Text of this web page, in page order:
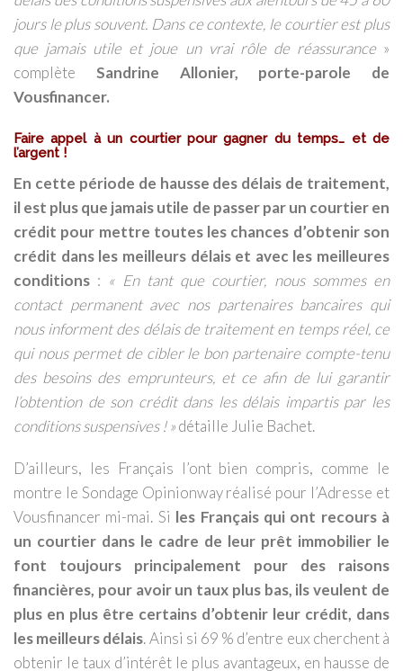
jours le plus souvent. Dans ce contexte, le courtier est plus
que jamais utile et joue un vrai rôle de réassurance»
complète Sandrine Allonier, porte-parole de
Vousfinancer.
Faire appel à un courtier pour gagner du temps… et de
l’argent !
En cette période de hausse des délais de traitement,
il est plus que jamais utile de passer par un courtier en
crédit pour mettre toutes les chances d’obtenir son
crédit dans les meilleurs délais et avec les meilleures
conditions : « En tant que courtier, nous sommes en
contact permanent avec nos partenaires bancaires qui
nous informent des délais de traitement en temps réel, ce
qui nous permet de cibler le bon partenaire compte-tenu
des besoins des emprunteurs, et ce afin de lui garantir
l’obtention de son crédit dans les délais impartis par les
conditions suspensives ! »détaille Julie Bachet.
D’ailleurs, les Français l’ont bien compris, comme le
montre le Sondage Opinionway réalisé pour l’Adresse et
Vousfinancer mi-mai. Si les Français qui ont recours à
un courtier dans le cadre de leur prêt immobilier le
font toujours principalement pour des raisons
financières, pour avoir un taux plus bas, ils veulent de
plus en plus être certains d’obtenir leur crédit, dans
les meilleurs délais. Ainsi si 69 % d’entre eux cherchent à
obtenir le taux d’intérêt le plus avantageux, en hausse de